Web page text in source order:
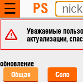
☰ PS
Уважаемые
актуализации,
обновление
Общая
Соло